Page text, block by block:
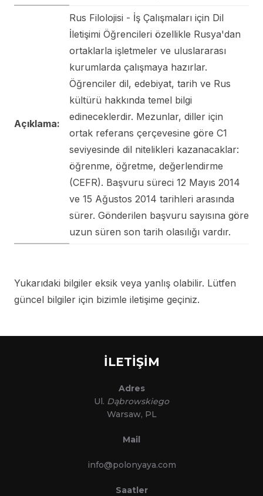
Açıklama:
Rus Filolojisi - İş Çalışmaları için Dil
İletişimi Öğrencileri özellikle Rusya'dan
ortaklarla işletmeler ve uluslararası
kurumlarda çalışmaya hazırlar.
Öğrenciler dil, edebiyat, tarih ve Rus
kültürü hakkında temel bilgi
edineceklerdir. Mezunlar, diller için
ortak referans çerçevesine göre C1
seviyesinde dil nitelikleri kazanacaklar:
öğrenme, öğretme, değerlendirme
(CEFR). Başvuru süreci 12 Mayıs 2014
ve 15 Ağustos 2014 tarihleri ​​arasında
sürer. Gönderilen başvuru sayısına göre
uzun süren son tarih olasılığı vardır.
Yukarıdaki bilgiler eksik veya yanlış olabilir. Lütfen
güncel bilgiler için bizimle iletişime geçiniz.
İLETİŞİM
Adres
Ul. Dąbrowskiego
Warsaw, PL
Mail
info@polonyaya.com
Saatler